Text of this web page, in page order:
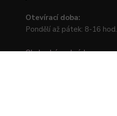
Otevírací doba:
Pondělí až pátek: 8-16 hod.
Obchodní podmínky